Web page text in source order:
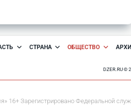
СТРАНА ОБЩЕСТВО
DZER.RU
16+ Зарегистрировано Федеральной